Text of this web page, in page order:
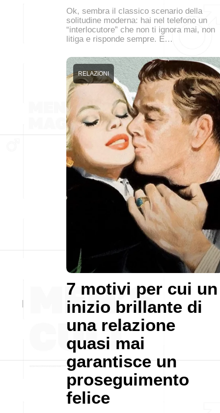
Ok, sembra il classico scenario della
solitudine moderna: hai nel telefono un
“interlocutore” che non ti ignora mai, non
litiga e risponde sempre. E…
7 motivi per cui un
inizio brillante di
una relazione
quasi mai
garantisce un
proseguimento
felice
RELAZIONI